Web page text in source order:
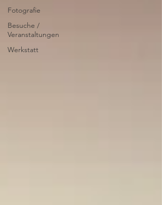
Fotografie
Besuche /
Veranstaltungen
Werkstatt